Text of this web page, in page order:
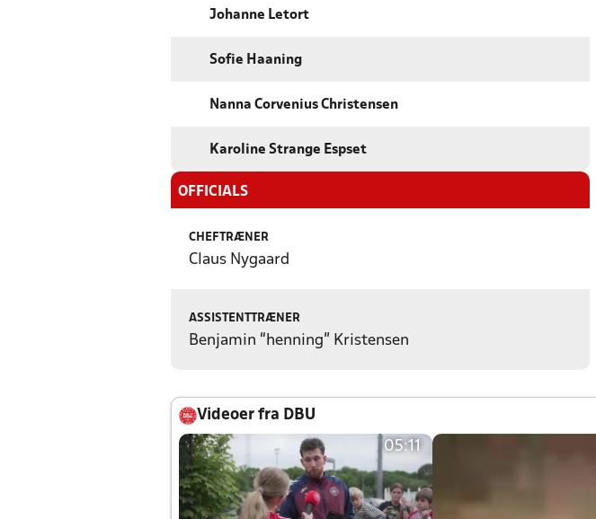
Johanne Letort
Sofie Haaning
Nanna Corvenius Christensen
Karoline Strange Espset
OFFICIALS
CHEFTRÆNER
Claus Nygaard
ASSISTENTTRÆNER
Benjamin “henning” Kristensen
Videoer fra DBU
05:11